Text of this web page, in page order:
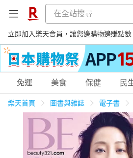
立即加入樂天會員，讓您邊購物邊賺點數
購物網分類
天天免運 美食蛋糕 養
免運 美食 保健 民
樂天首頁 圖書與雜誌 電子書